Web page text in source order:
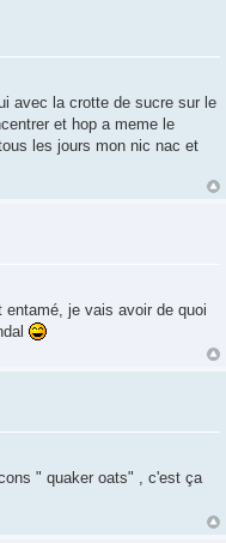
avec la crotte de sucre sur le
et hop a meme le
les jours mon nic nac et
je vais avoir de quoi
" quaker oats" , c'est ça